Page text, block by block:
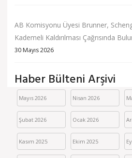
AB Komisyonu Üyesi Brunner,
Kademeli Kaldırılması Çağrısında
30 Mayıs 2026
Haber Bülteni Arşivi
Mayıs 2026 Nisan 2026
Şubat 2026 Ocak 2026
Kasım 2025 Ekim 2025